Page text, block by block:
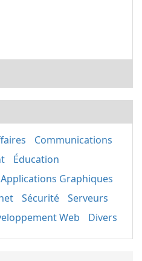
Communications
Éducation
Applications Graphiques
Sécurité
Serveurs
Web Divers